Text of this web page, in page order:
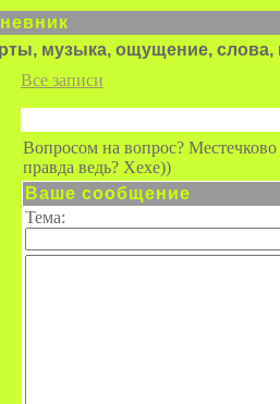
музыка, ощущение, слова,
Все записи
Вопросом на вопрос?
правда ведь? Хехе))
Ваше сообщение
Тема: